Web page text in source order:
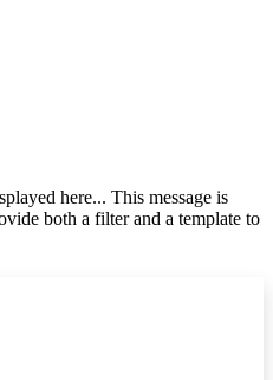
here... This message is
both a filter and a template to